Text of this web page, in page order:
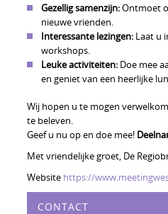
Gezellig samenzijn:Ontmoet
nieuwe vrienden.
Interessante lezingen: Laat u
workshops.
Leuke activiteiten: Doe mee
en geniet van een heerlijke
Wij hopen u te mogen
te beleven.
Geef u nu op en doe mee!
Met vriendelijke groet, De
Website https://www.
CONTACT